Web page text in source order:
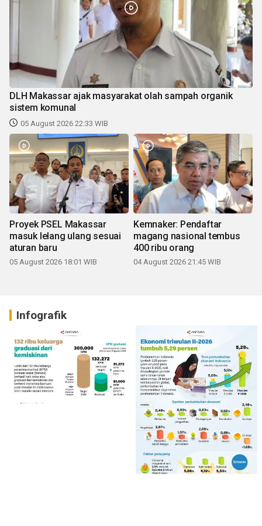
DLH Makassar ajak masyarakat olah sampah organik
sistem komunal
05 August 2026 22:33 WIB
Proyek PSEL Makassar
masuk lelang ulang sesuai
aturan baru
05 August 2026 18:01 WIB
Kemnaker: Pendaftar
magang nasional tembus
400 ribu orang
04 August 2026 21:45 WIB
Infografik